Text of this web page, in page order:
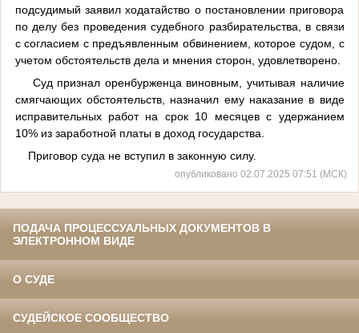
подсудимый заявил ходатайство о постановлении приговора
по делу без проведения судебного разбирательства, в связи
с согласием с предъявленным обвинением, которое судом, с
учетом обстоятельств дела и мнения сторон, удовлетворено.
Суд признал оренбурженца виновным, учитывая наличие
смягчающих обстоятельств, назначил ему наказание в виде
исправительных работ на срок 10 месяцев с удержанием
10% из заработной платы в доход государства.
Приговор суда не вступил в законную силу.
опубликовано 02.07.2025 07:51 (МСК)
ПОДАЧА ПРОЦЕССУАЛЬНЫХ ДОКУМЕНТОВ В
ЭЛЕКТРОННОМ ВИДЕ
О СУДЕ
СУДЕЙСКОЕ СООБЩЕСТВО